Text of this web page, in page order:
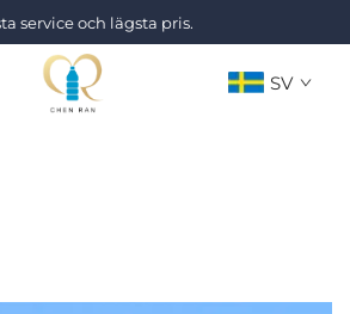
service och lägsta pris.
SV